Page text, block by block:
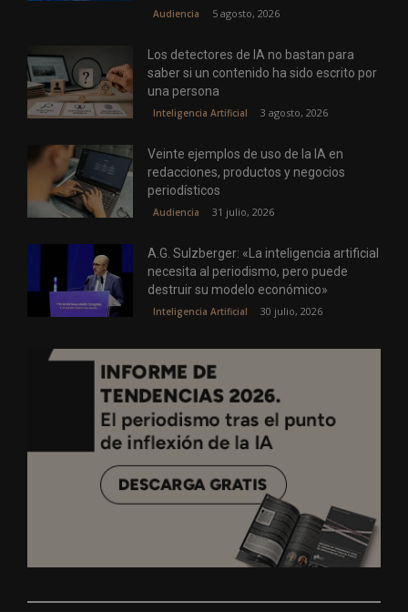
Audiencia 5 agosto, 2026
Los detectores de IA no bastan para
saber si un contenido ha sido escrito por
una persona
Inteligencia Artificial 3 agosto, 2026
Veinte ejemplos de uso de la IA en
redacciones, productos y negocios
periodísticos
Audiencia 31 julio, 2026
A.G. Sulzberger: «La inteligencia artificial
necesita al periodismo, pero puede
destruir su modelo económico»
Inteligencia Artificial 30 julio, 2026